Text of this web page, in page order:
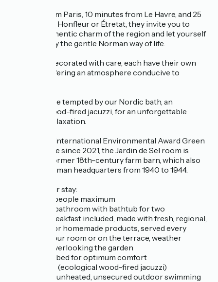
Just 2h30 from Paris, 10 minutes from Le Havre, and 25
minutes from Honfleur or Étretat, they invite you to
savor the authentic charm of the region and let yourself
be seduced by the gentle Norman way of life.
Our rooms, decorated with care, each have their own
bathroom, offering an atmosphere conducive to
Let yourself be tempted by our Nordic bath, an
ecological wood-fired jacuzzi, for an unforgettable
moment of relaxation.
Awarded the International Environmental Award Green
Key/Clef Verte since 2021, the Jardin de Sel room is
located in a former 18th-century farm barn, which also
served as German headquarters from 1940 to 1944.
Details of your stay:
- Capacity: 2 people maximum
- Open-plan bathroom with bathtub for two
- Gourmet breakfast included, made with fresh, regional,
organic and/or homemade products, served every
morning in your room or on the terrace, weather
permitting, overlooking the garden
- Queen-size bed for optimum comfort
- Nordic bath (ecological wood-fired jacuzzi)
- Uncovered, unheated, unsecured outdoor swimming